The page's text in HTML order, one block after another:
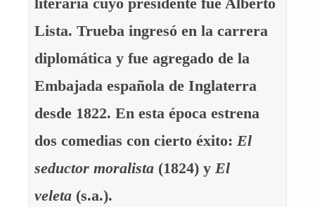
Lista. Trueba ingresó en la carrera
diplomática y fue agregado de la
Embajada española de Inglaterra
desde 1822. En esta época estrena
dos comedias con cierto éxito: El
seductor moralista (1824) y El
veleta (s.a.).